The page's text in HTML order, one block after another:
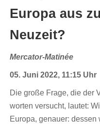
Europa aus
Neuzeit?
Mercator-Matinée
05. Juni 2022, 11:15 Uhr
Die große Frage, die der
worten versucht, lautet:
Europa, genauer: dessen